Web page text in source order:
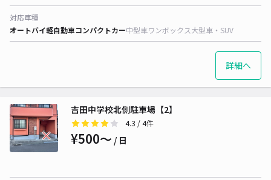
対応車種
オートバイ軽自動車コンパクトカー中型車ワンボックス大型車・SUV
詳細へ
吉田中学校北側駐車場【2】
4.3 / 4件
¥500〜 / 日